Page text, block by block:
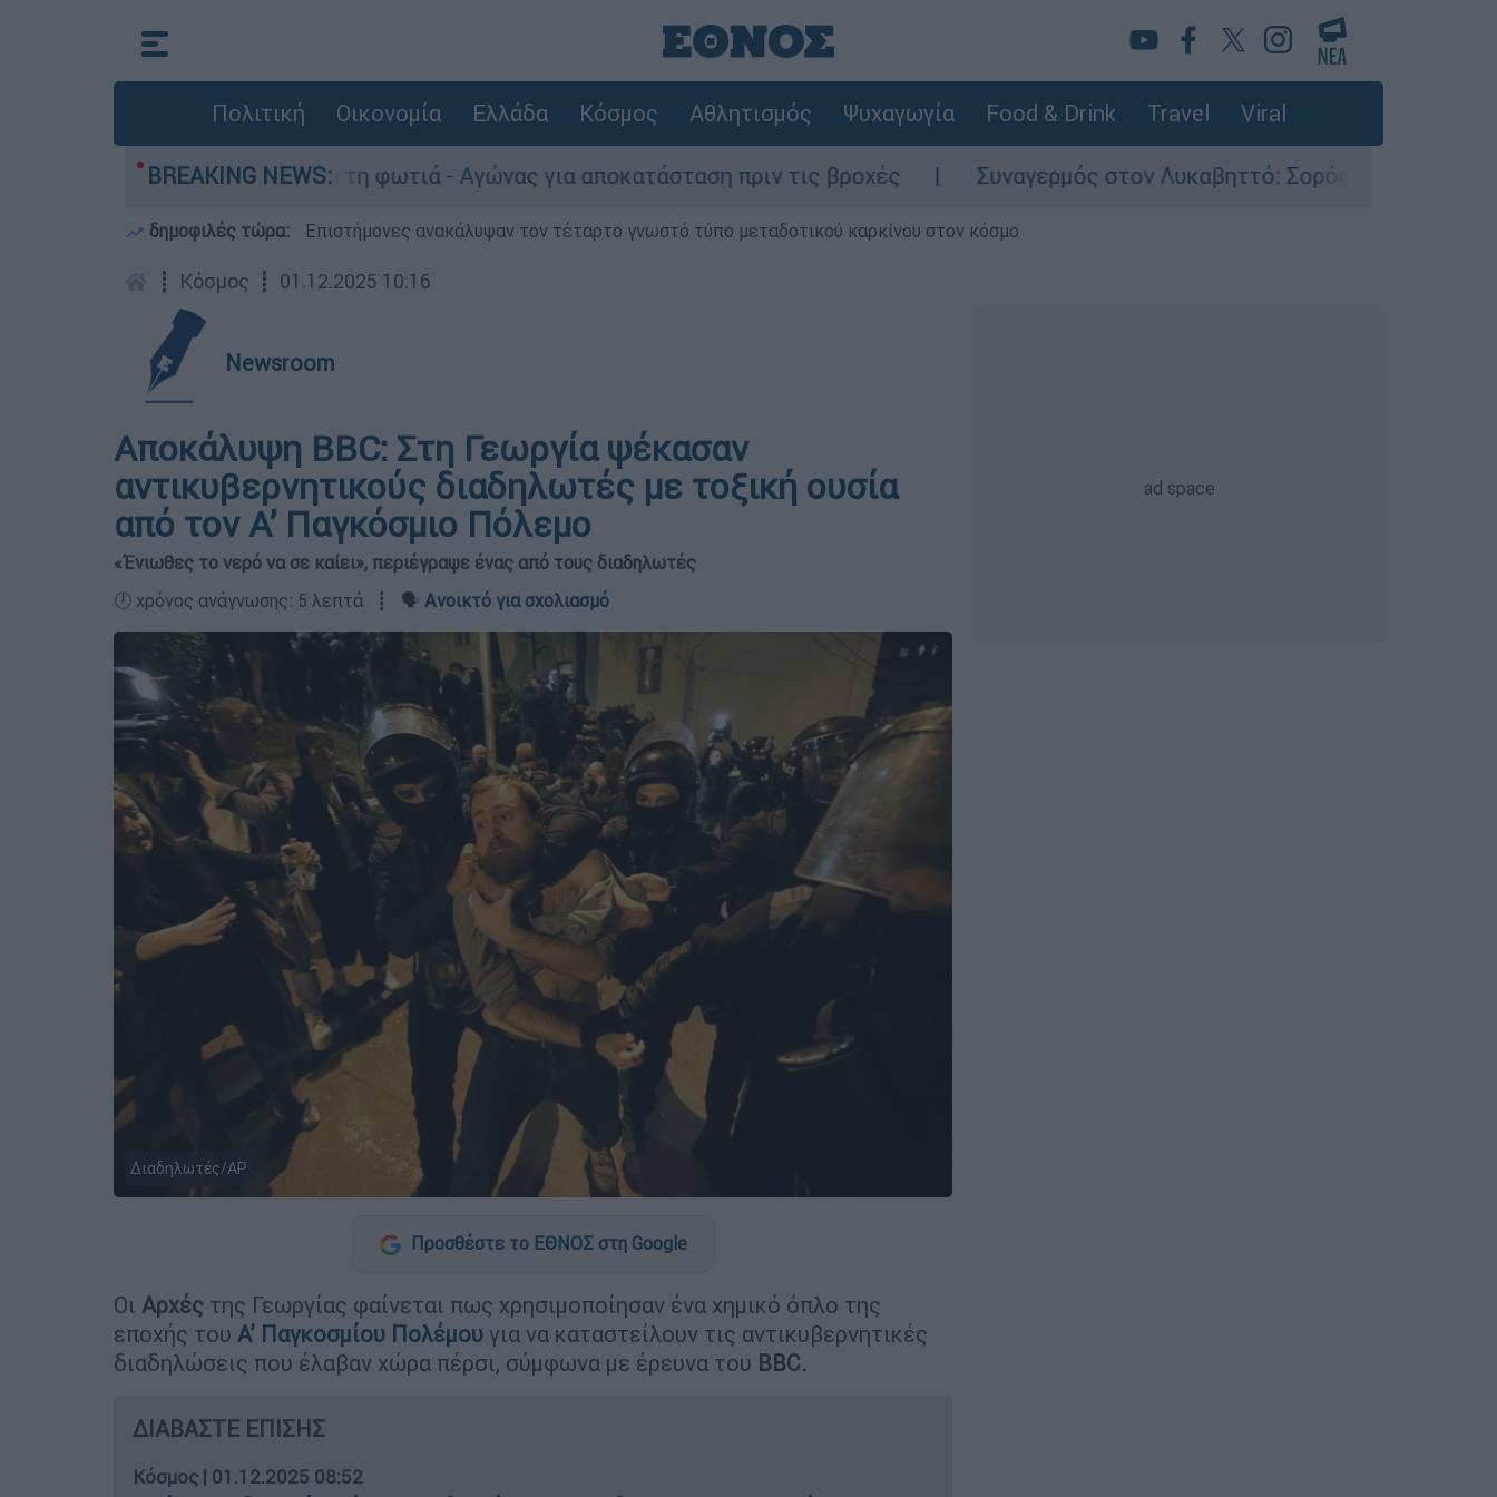
Πολιτική Οικονομία Ελλάδα Κόσμος Αθλητισμός Ψυχαγωγία Food & Drink Travel Viral
BREAKING NEWS:
Γερμανό μετά τη φωτιά - Αγώνας για αποκατάσταση πριν τις βροχές Συναγερμός στον Λυκαβηττό: Σορός σε προχωρημένη σήψη
δημοφιλές τώρα: Επιστήμονες ανακάλυψαν τον τέταρτο γνωστό τύπο μεταδοτικού καρκίνου στον κόσμο
┋ Κόσμος ┋ 01.12.2025 10:16
Newsroom
Αποκάλυψη BBC: Στη Γεωργία ψέκασαν
αντικυβερνητικούς διαδηλωτές με τοξική ουσία
από τον Α’ Παγκόσμιο Πόλεμο
«Ένιωθες το νερό να σε καίει», περιέγραψε ένας από τους διαδηλωτές
🕛 χρόνος ανάγνωσης: 5 λεπτά ┋ 🗣️ Ανοικτό για σχολιασμό
Διαδηλωτές/ΑP
Προσθέστε το ΕΘΝΟΣ στη Google
Οι Αρχές της Γεωργίας φαίνεται πως χρησιμοποίησαν ένα χημικό όπλο της
εποχής του Α’ Παγκοσμίου Πολέμου για να καταστείλουν τις αντικυβερνητικές
διαδηλώσεις που έλαβαν χώρα πέρσι, σύμφωνα με έρευνα του BBC.
ΔΙΑΒΑΣΤΕ ΕΠΙΣΗΣ
Κόσμος | 01.12.2025 08:52